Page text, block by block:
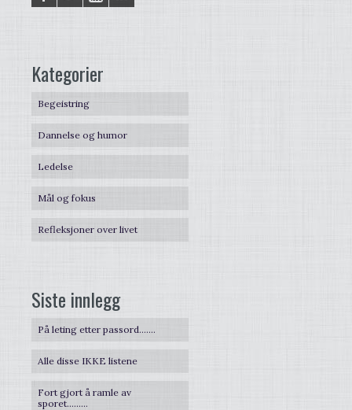
Kategorier
Begeistring
Dannelse og humor
Ledelse
Mål og fokus
Refleksjoner over livet
Siste innlegg
På leting etter passord…….
Alle disse IKKE listene
Fort gjort å ramle av
sporet………